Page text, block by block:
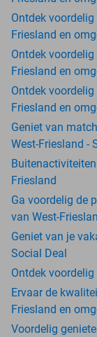
Ontdek
Friesland en
Ontdek
Friesland en
Ontdek
Friesland en
Geniet van
West-Friesland -
Friesland
Ga voordelig de
van West-
Geniet van je
Social Deal
Ontdek
Ervaar de
Friesland en
Voordelig